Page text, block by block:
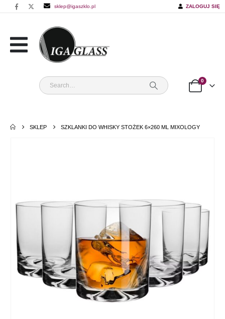
sklep@igaszklo.pl ZALOGUJ SIĘ
0
SKLEP SZKLANKI DO WHISKY STOŻEK 6×260 ML MIXOLOGY